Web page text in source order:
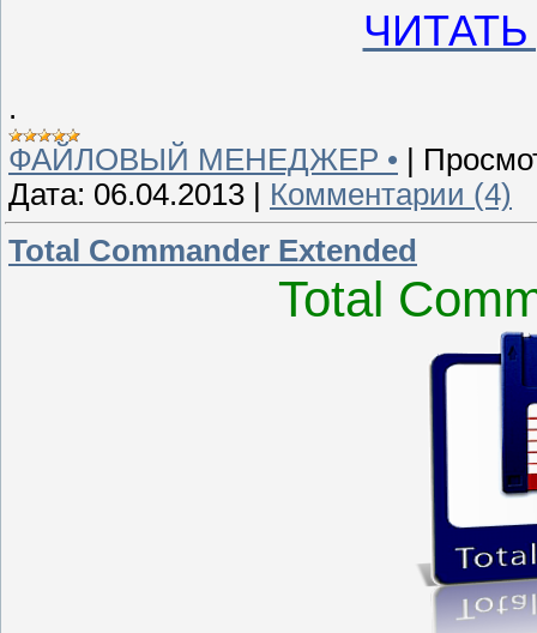
.
ФАЙЛОВЫЙ МЕНЕДЖЕР • |
Дата: 06.04.2013 | Комментарии (4)
Total Commander Extended
Total